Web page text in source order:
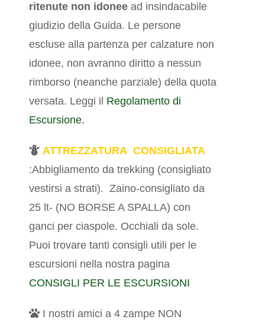
ritenute non idonee ad insindacabile
giudizio della Guida. Le persone
escluse alla partenza per calzature non
idonee, non avranno diritto a nessun
rimborso (neanche parziale) della quota
versata. Leggi il Regolamento di
Escursione.
ATTREZZATURA CONSIGLIATA
:Abbigliamento da trekking (consigliato
vestirsi a strati).Zaino-consigliato da
25 lt- (NO BORSE A SPALLA) con
ganci per ciaspole. Occhiali da sole.
Puoi trovare tanti consigli utili per le
escursioni nella nostra pagina
CONSIGLI PER LE ESCURSIONI
I nostri amici a 4 zampe NON